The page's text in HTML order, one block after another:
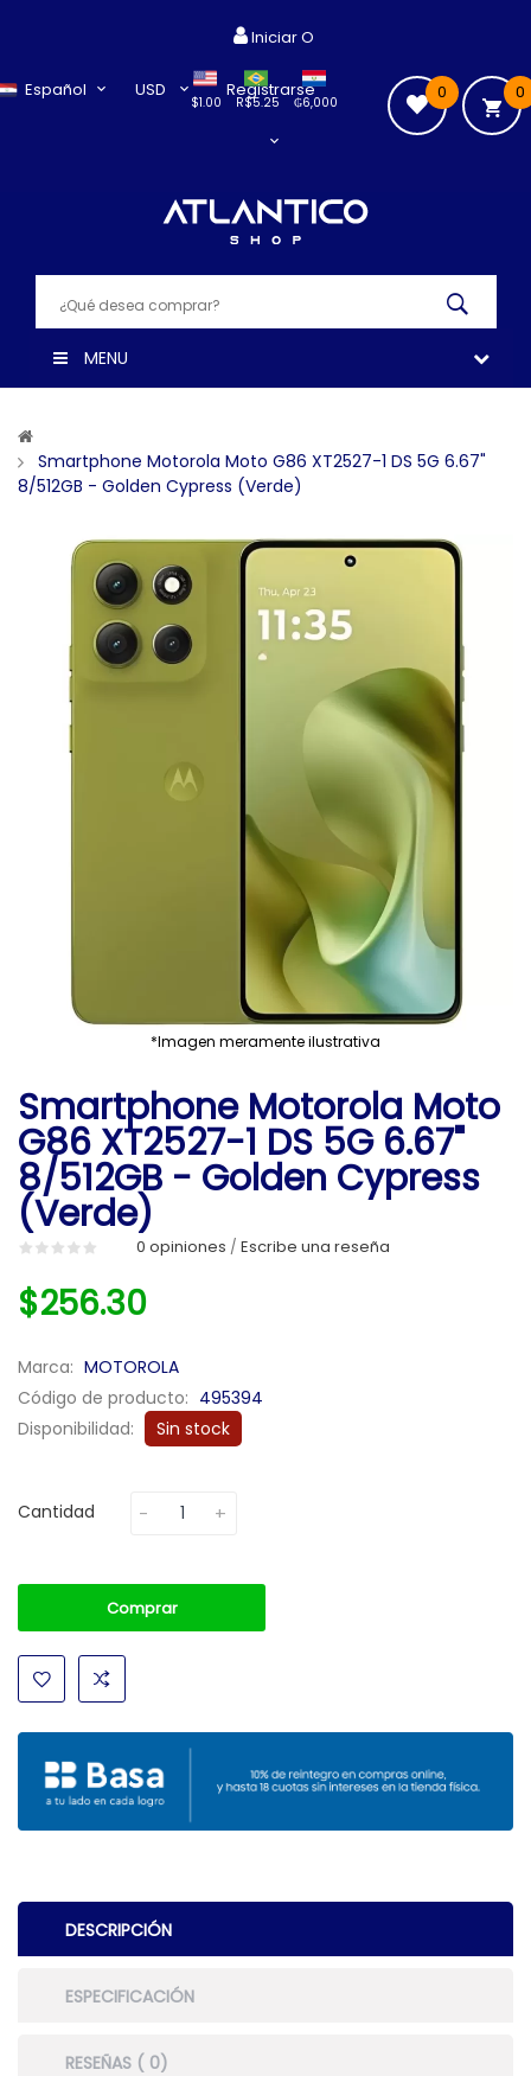
Español USD
$1.00 ₲6,000
R$5.25
Iniciar O
Registrarse 0
0
MENU
Smartphone Motorola Moto G86 XT2527-1 DS 5G 6.67"
8/512GB - Golden Cypress (verde)
*Imagen meramente ilustrativa
Smartphone Motorola Moto
G86 XT2527-1 DS 5G 6.67"
8/512GB - Golden Cypress
(verde)
0 opiniones / Escribe una reseña
$256.30
Marca: MOTOROLA
Código de producto: 495394
Disponibilidad:
Sin stock
Cantidad
Comprar
DESCRIPCIÓN
ESPECIFICACIÓN
RESEÑAS ( 0)